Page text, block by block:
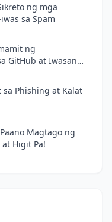
ng mga
sa Spam
ng
GitHub at Iwasan
sa Phishing at Kalat
Magtago ng
Higit Pa!